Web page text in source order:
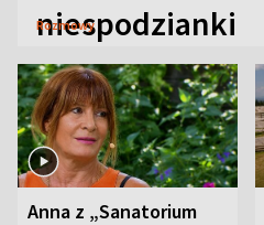
niespodzianki
Rozmowy
Anna z „Sanatorium